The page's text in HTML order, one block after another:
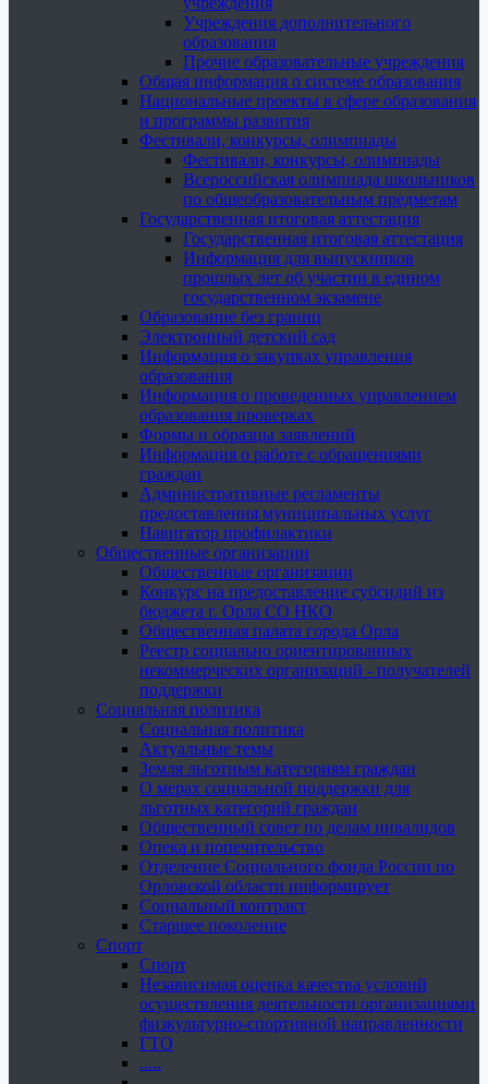
Учреждения дополнительного
образования
Прочие образовательные учреждения
Общая информация о системе образования
Национальные проекты в сфере образования
и программы развития
Фестивали, конкурсы, олимпиады
Фестивали, конкурсы, олимпиады
Всероссийская олимпиада школьников
по общеобразовательным предметам
Государственная итоговая аттестация
Государственная итоговая аттестация
Информация для выпускников
прошлых лет об участии в едином
государственном экзамене
Образование без границ
Электронный детский сад
Информация о закупках управления
образования
Информация о проведенных управлением
образования проверках
Формы и образцы заявлений
Информация о работе с обращениями
граждан
Административные регламенты
предоставления муниципальных услуг
Навигатор профилактики
Общественные организации
Общественные организации
Конкурс на предоставление субсидий из
бюджета г. Орла СО НКО
Общественная палата города Орла
Реестр социально ориентированных
некоммерческих организаций - получателей
поддержки
Социальная политика
Социальная политика
Актуальные темы
Земля льготным категориям граждан
О мерах социальной поддержки для
льготных категорий граждан
Общественный совет по делам инвалидов
Опека и попечительство
Отделение Социального фонда России по
Орловской области информирует
Социальный контракт
Старшее поколение
Спорт
Спорт
Независимая оценка качества условий
осуществления деятельности организациями
физкультурно-спортивной направленности
ГТО
.....